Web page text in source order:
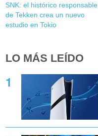
SNK: el histórico responsable
de Tekken crea un nuevo
estudio en Tokio
LO MÁS LEÍDO